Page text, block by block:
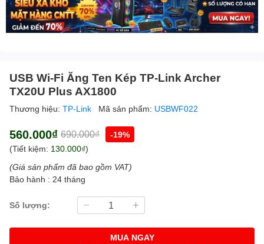
USB Wi-Fi Ăng Ten Kép TP-Link Archer
TX20U Plus AX1800
Thương hiệu: TP-Link Mã sản phẩm: USBWF022
560.000₫ 690.000₫
-19%
(Tiết kiệm: 130.000₫)
(Giá sản phẩm đã bao gồm VAT)
Bảo hành : 24 tháng
Số lượng:
MUA NGAY